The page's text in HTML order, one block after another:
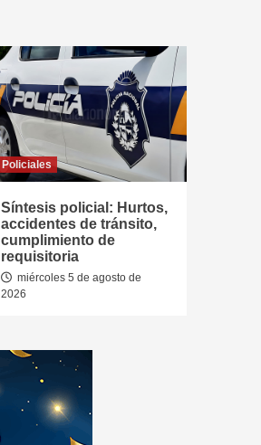
Policiales
Síntesis policial: Hurtos,
accidentes de tránsito,
cumplimiento de
requisitoria
miércoles 5 de agosto de
2026